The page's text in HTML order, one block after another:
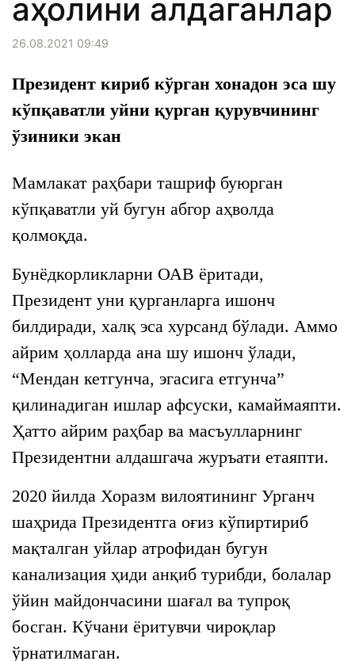
аҳолини алдаганлар
26.08.2021 09:49
Президент кириб кўрган хонадон эса шу
кўпқаватли уйни қурган қурувчининг
ўзиники экан
Мамлакат раҳбари ташриф буюрган
кўпқаватли уй бугун абгор аҳволда
қолмоқда.
Бунёдкорликларни ОАВ ёритади,
Президент уни қурганларга ишонч
билдиради, халқ эса хурсанд бўлади. Аммо
айрим ҳолларда ана шу ишонч ўлади,
“Мендан кетгунча, эгасига етгунча”
қилинадиган ишлар афсуски, камаймаяпти.
Ҳатто айрим раҳбар ва масъулларнинг
Президентни алдашгача журъати етаяпти.
2020 йилда Хоразм вилоятининг Урганч
шаҳрида Президентга оғиз кўпиртириб
мақталган уйлар атрофидан бугун
канализация ҳиди анқиб турибди, болалар
ўйин майдончасини шағал ва тупроқ
босган. Кўчани ёритувчи чироқлар
ўрнатилмаган.